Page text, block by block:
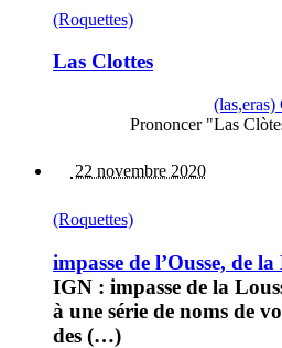
(Roquettes)
Las Clottes
(las,eras)
Prononcer "Las
22 novembre 2020
(Roquettes)
impasse de l’Ousse, de la
IGN : impasse de la
à une série de noms de
des (…)